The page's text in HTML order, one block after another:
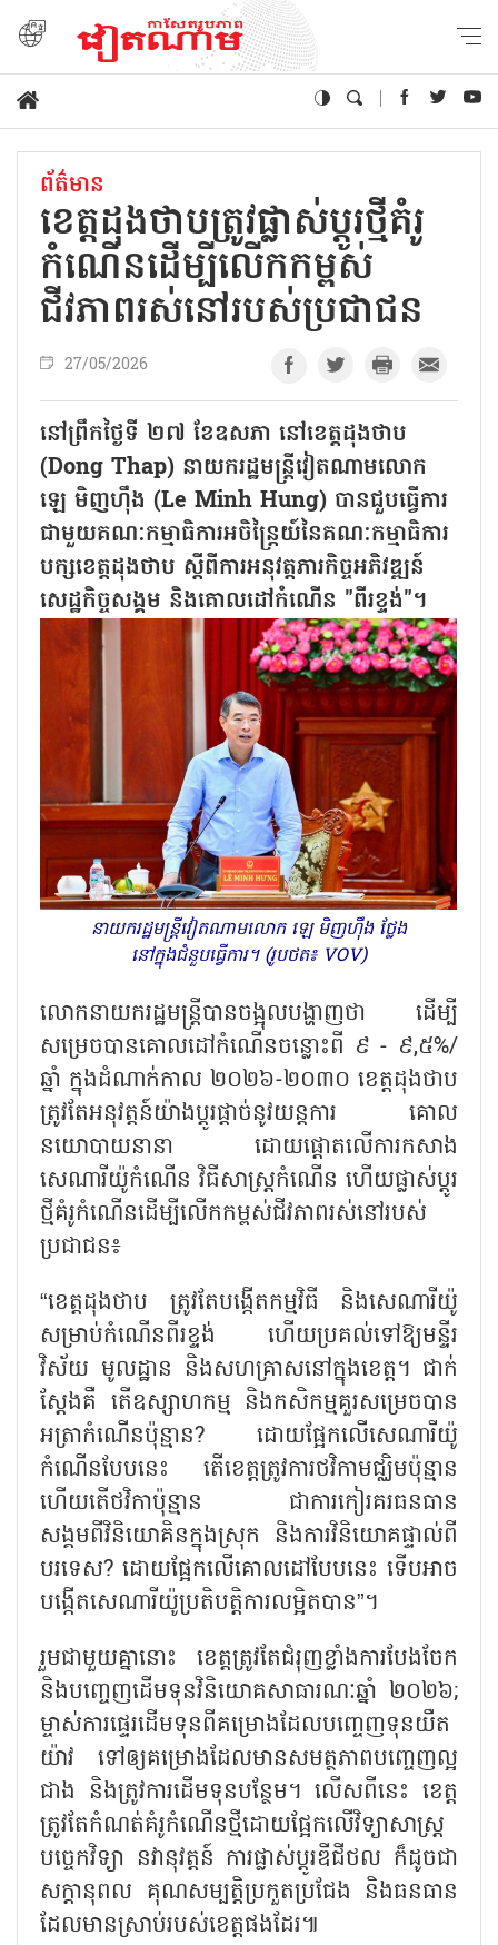
ព័ត៌មាន
ខេត្តដុងថាបត្រូវផ្លាស់ប្ដូរថ្មីគំរូ
កំណើនដើម្បីលើកកម្ពស់
ជីវភាពរស់នៅរបស់ប្រជាជន
27/05/2026
នៅព្រឹកថ្ងៃទី ២៧ ខែឧសភា នៅខេត្តដុងថាប
(Dong Thap) នាយករដ្ឋមន្ត្រីវៀតណាមលោក
ឡេ មិញហ៊ឹង (Le Minh Hung) បានជួបធ្វើការ
ជាមួយគណៈកម្មាធិការអចិន្ត្រៃយ៍នៃគណៈកម្មាធិការ
បក្សខេត្តដុងថាប ស្តីពីការអនុវត្តភារកិច្ចអភិវឌ្ឍន៍
សេដ្ឋកិច្ចសង្គម និងគោលដៅកំណើន "ពីរខ្ទង់"។
នាយករដ្ឋមន្ត្រីវៀតណាមលោក ឡេ មិញហ៊ឹង ថ្លែង
នៅក្នុងជំនួបធ្វើការ។ (រូបថត៖ VOV)
លោកនាយករដ្ឋមន្ត្រីបានចង្អុលបង្ហាញថា ដើម្បី
សម្រេចបានគោលដៅកំណើនចន្លោះពី ៩ - ៩,៥%/
ឆ្នាំ ក្នុងដំណាក់កាល ២០២៦-២០៣០ ខេត្តដុងថាប
ត្រូវតែអនុវត្តន៍យ៉ាងប្ដូរផ្ដាច់នូវយន្តការ គោល
នយោបាយនានា ដោយផ្តោតលើការកសាង
សេណារីយ៉ូកំណើន វិធីសាស្រ្តកំណើន ហើយផ្លាស់ប្ដូរ
ថ្មីគំរូកំណើនដើម្បីលើកកម្ពស់ជីវភាពរស់នៅរបស់
ប្រជាជន៖
“ខេត្តដុងថាប ត្រូវតែបង្កើតកម្មវិធី និងសេណារីយ៉ូ
សម្រាប់កំណើនពីរខ្ទង់ ហើយប្រគល់ទៅឱ្យមន្ទីរ
វិស័យ មូលដ្ឋាន និងសហគ្រាសនៅក្នុងខេត្ត។ ជាក់
ស្ដែងគឺ តើឧស្សាហកម្ម និងកសិកម្មគួរសម្រេចបាន
អត្រាកំណើនប៉ុន្មាន? ដោយផ្អែកលើសេណារីយ៉ូ
កំណើនបែបនេះ តើខេត្តត្រូវការថវិកាមជ្ឈិមប៉ុន្មាន
ហើយតើថវិកាប៉ុន្មាន ជាការកៀរគរធនធាន
សង្គមពីវិនិយោគិនក្នុងស្រុក និងការវិនិយោគផ្ទាល់ពី
បរទេស? ដោយផ្អែកលើគោលដៅបែបនេះ ទើបអាច
បង្កើតសេណារីយ៉ូប្រតិបត្តិការលម្អិតបាន”។
រួមជាមួយគ្នានោះ ខេត្តត្រូវតែជំរុញខ្លាំងការបែងចែក
និងបញ្ចេញដើមទុនវិនិយោគសាធារណៈឆ្នាំ ២០២៦;
ម្ចាស់ការផ្ទេរដើមទុនពីគម្រោងដែលបញ្ចេញទុនយឺត
យ៉ាវ ទៅឲ្យគម្រោងដែលមានសមត្ថភាពបញ្ចេញល្អ
ជាង និងត្រូវការដើមទុនបន្ថែម។ លើសពីនេះ ខេត្ត
ត្រូវតែកំណត់គំរូកំណើនថ្មីដោយផ្អែកលើវិទ្យាសាស្ត្រ
បច្ចេកវិទ្យា នវានុវត្តន៍ ការផ្លាស់ប្តូរឌីជីថល ក៏ដូចជា
សក្តានុពល គុណសម្បត្តិប្រកួតប្រជែង និងធនធាន
ដែលមានស្រាប់របស់ខេត្តផងដែរ៕